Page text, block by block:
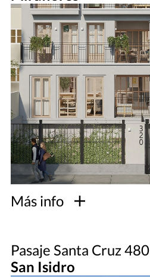
Más info
Pasaje Santa Cruz 480
San Isidro